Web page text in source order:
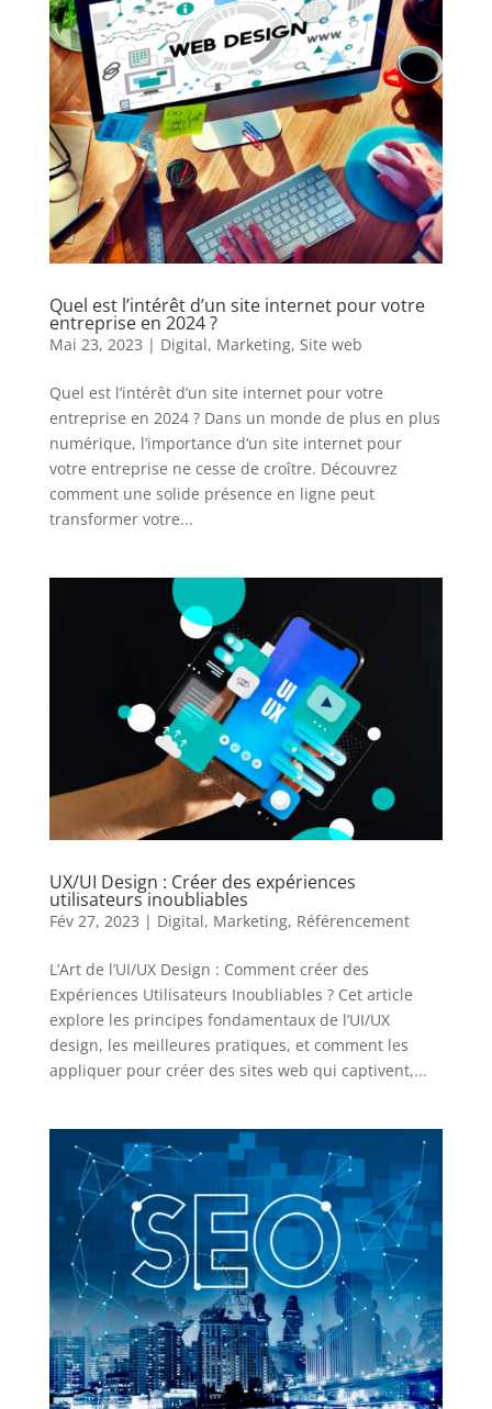
Quel est l’intérêt d’un site internet pour votre
entreprise en 2024 ?
Mai 23, 2023 | Digital, Marketing, Site web
Quel est l’intérêt d’un site internet pour votre
entreprise en 2024 ? Dans un monde de plus en plus
numérique, l’importance d’un site internet pour
votre entreprise ne cesse de croître. Découvrez
comment une solide présence en ligne peut
transformer votre...
UX/UI Design : Créer des expériences
utilisateurs inoubliables
Fév 27, 2023 | Digital, Marketing, Référencement
L’Art de l’UI/UX Design : Comment créer des
Expériences Utilisateurs Inoubliables ? Cet article
explore les principes fondamentaux de l’UI/UX
design, les meilleures pratiques, et comment les
appliquer pour créer des sites web qui captivent,...